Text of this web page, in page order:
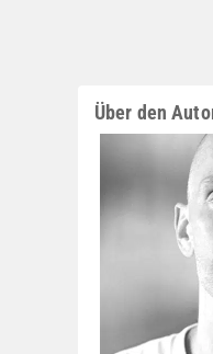
Über den